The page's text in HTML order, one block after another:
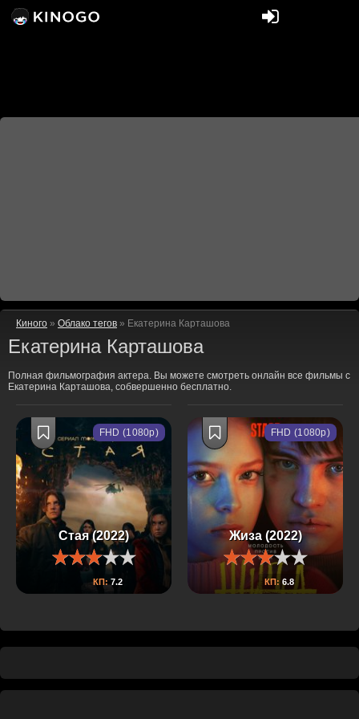
Киного » Облако тегов » Екатерина Карташова
Екатерина Карташова
Полная фильмография актера. Вы можете смотреть онлайн все фильмы с
Екатерина Карташова, собвершенно бесплатно.
Стая (2022)
КП: 7.2
FHD (1080p)
Жиза (2022)
КП: 6.8
FHD (1080p)